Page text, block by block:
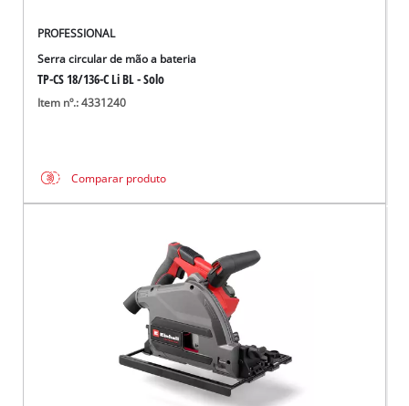
PROFESSIONAL
Serra circular de mão a bateria
TP-CS 18/136-C Li BL - Solo
Item nº.: 4331240
Comparar produto